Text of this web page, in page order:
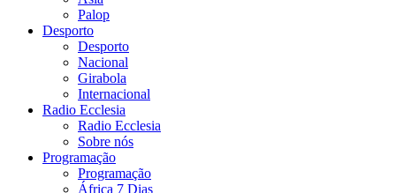
Palop
Desporto
Desporto
Nacional
Girabola
Internacional
Radio Ecclesia
Radio Ecclesia
Sobre nós
Programação
Programação
África 7 Dias